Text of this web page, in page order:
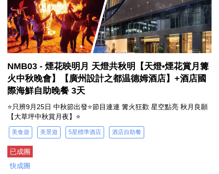
NMB03 - 煙花映明月 天燈共秋明【天燈•煙花賞月篝
火中秋晚會】【廣州設計之都温德姆酒店】+酒店國
際海鮮自助晚餐 3天
⭐只辨9月25日 中秋節出發⭐節目連連 篝火狂歡 星空點亮 秋月良願
【大草坪中秋賞月夜】⭐
美食遊 美景遊 5星標準酒店 酒店自助餐
已成團
快成團